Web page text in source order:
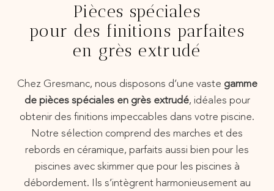
Pièces spéciales
pour des finitions parfaites
en grès extrudé
Chez Gresmanc, nous disposons d’une vaste gamme
de pièces spéciales en grès extrudé, idéales pour
obtenir des finitions impeccables dans votre piscine.
Notre sélection comprend des marches et des
rebords en céramique, parfaits aussi bien pour les
piscines avec skimmer que pour les piscines à
débordement. Ils s’intègrent harmonieusement au